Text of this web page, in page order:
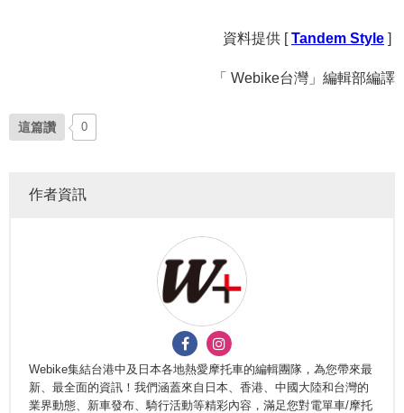
資料提供 [Tandem Style ]
「 Webike台灣」編輯部編譯
這篇讚 0
作者資訊
Webike集結台港中及日本各地熱愛摩托車的編輯團隊，為您帶來最
新、最全面的資訊！我們涵蓋來自日本、香港、中國大陸和台灣的
業界動態、新車發布、騎行活動等精彩內容，滿足您對電單車/摩托